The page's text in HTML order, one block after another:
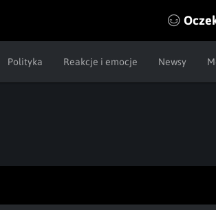
Polityka Reakcje i emocje Newsy